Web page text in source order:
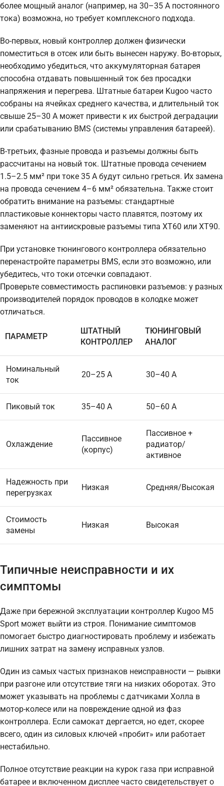
более мощный аналог (например, на 30–35 А постоянного
тока) возможна, но требует комплексного подхода.
Во-первых, новый контроллер должен физически
поместиться в отсек или быть вынесен наружу. Во-вторых,
необходимо убедиться, что аккумуляторная батарея
способна отдавать повышенный ток без просадки
напряжения и перегрева. Штатные батареи Kugoo часто
собраны на ячейках среднего качества, и длительный ток
свыше 25–30 А может привести к их быстрой деградации
или срабатыванию BMS (системы управления батареей).
В-третьих, фазные провода и разъемы должны быть
рассчитаны на новый ток. Штатные провода сечением
1.5–2.5 мм² при токе 35 А будут сильно греться. Их замена
на провода сечением 4–6 мм² обязательна. Также стоит
обратить внимание на разъемы: стандартные
пластиковые коннекторы часто плавятся, поэтому их
заменяют на антиискровые разъемы типа XT60 или XT90.
При установке тюнингового контроллера обязательно
перенастройте параметры BMS, если это возможно, или
убедитесь, что токи отсечки совпадают.
Проверьте совместимость распиновки разъемов: у разных
производителей порядок проводов в колодке может
отличаться.
ПАРАМЕТР
ШТАТНЫЙ
КОНТРОЛЛЕР
ТЮНИНГОВЫЙ
АНАЛОГ
Номинальный
ток
20–25 А 30–40 А
Пиковый ток 35–40 А 50–60 А
Охлаждение
Пассивное
(корпус)
Пассивное +
радиатор/
активное
Надежность при
перегрузках
Низкая Средняя/Высокая
Стоимость
замены
Низкая Высокая
Типичные неисправности и их
симптомы
Даже при бережной эксплуатации контроллер Kugoo M5
Sport может выйти из строя. Понимание симптомов
помогает быстро диагностировать проблему и избежать
лишних затрат на замену исправных узлов.
Один из самых частых признаков неисправности — рывки
при разгоне или отсутствие тяги на низких оборотах. Это
может указывать на проблемы с датчиками Холла в
мотор-колесе или на повреждение одной из фаз
контроллера. Если самокат дергается, но едет, скорее
всего, один из силовых ключей «пробит» или работает
нестабильно.
Полное отсутствие реакции на курок газа при исправной
батарее и включенном дисплее часто свидетельствует о